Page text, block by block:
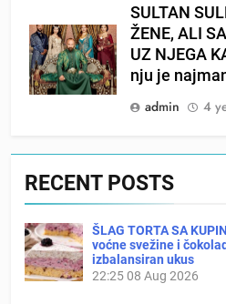
SULTAN
ŽENE, ALI
UZ NJEGA
nju je
admin
4
RECENT POSTS
ŠLAG TORTA SA
voćne svežine i
izbalansiran ukus
22:2508 Aug 2026